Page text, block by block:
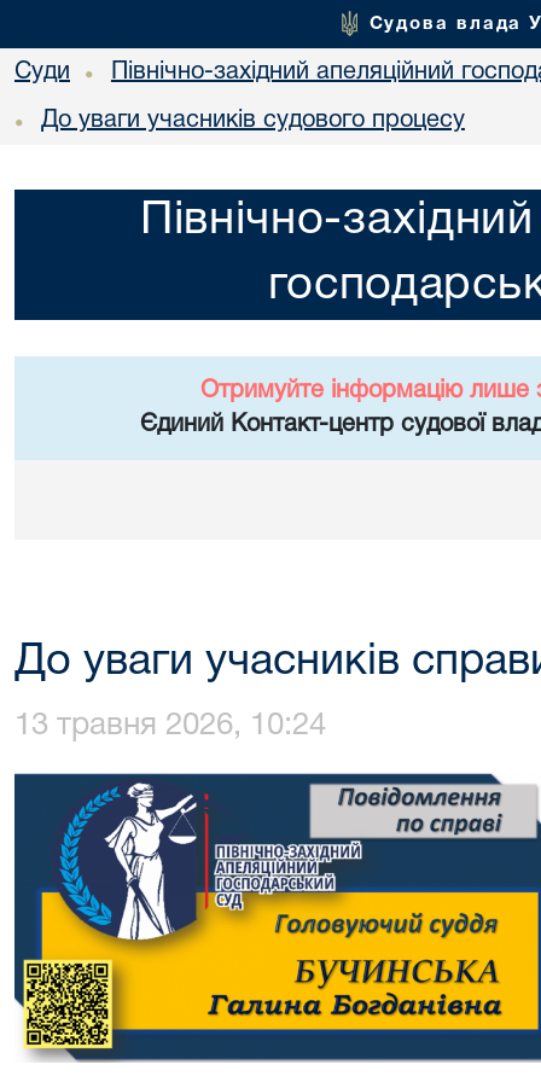
Судова влада
Суди • Північно-західний апеляційний
• До уваги учасників судового процесу
Північно-
Отримуйте інформацію лише
Єдиний Контакт-центр судової
До уваги учасників
13 травня 2026, 10:24